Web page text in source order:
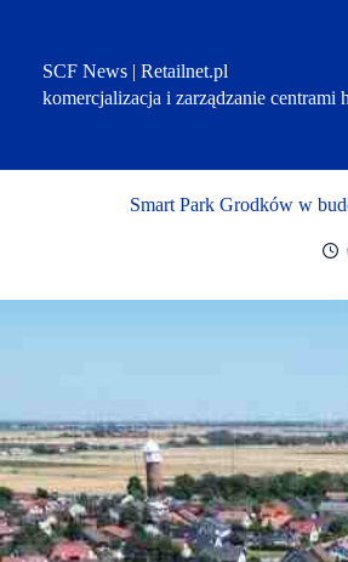
SCF News | Retailnet.pl
komercjalizacja i zarządzanie centrami
Smart Park Grodków w